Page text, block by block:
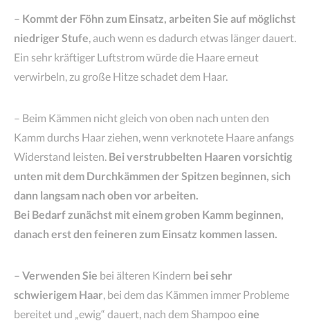
– Kommt der Föhn zum Einsatz, arbeiten Sie auf möglichst
niedriger Stufe, auch wenn es dadurch etwas länger dauert.
Ein sehr kräftiger Luftstrom würde die Haare erneut
verwirbeln, zu große Hitze schadet dem Haar.
– Beim Kämmen nicht gleich von oben nach unten den
Kamm durchs Haar ziehen, wenn verknotete Haare anfangs
Widerstand leisten. Bei verstrubbelten Haaren vorsichtig
unten mit dem Durchkämmen der Spitzen beginnen, sich
dann langsam nach oben vor arbeiten.
Bei Bedarf zunächst mit einem groben Kamm beginnen,
danach erst den feineren zum Einsatz kommen lassen.
– Verwenden Sie bei älteren Kindern bei sehr
schwierigem Haar, bei dem das Kämmen immer Probleme
bereitet und „ewig“ dauert, nach dem Shampooeine